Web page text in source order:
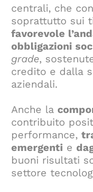
centrali, che
soprattutto sui
favorevole
obbligazioni
grade,
credito e dalla
aziendali.
Anche la
contribuito
performance,
emergenti e
buoni risultati
settore